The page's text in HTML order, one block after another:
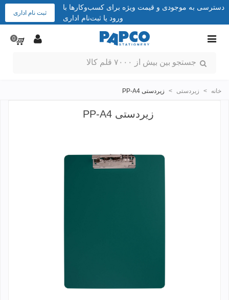
دسترسی به موجودی و قیمت ویژه برای کسب‌وکارها با
ورود یا ثبت‌نام اداری
ثبت نام اداری
0
خانه > زیردستی > زیردستی PP-A4
زیردستی PP-A4